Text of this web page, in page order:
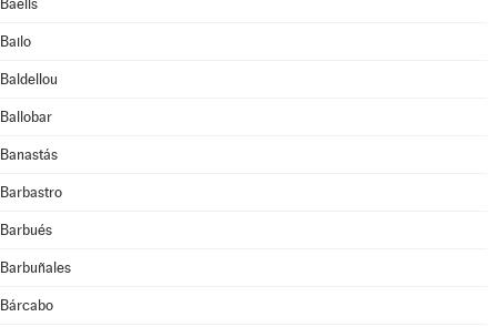
Baélls
Bailo
Baldellou
Ballobar
Banastás
Barbastro
Barbués
Barbuñales
Bárcabo